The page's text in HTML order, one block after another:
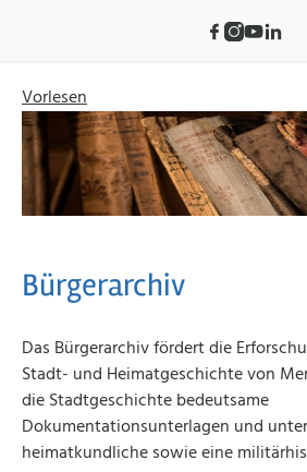
Vorlesen
Bürgerarchiv
Das Bürgerarchiv fördert die
Stadt- und Heimatgeschichte von
die Stadtgeschichte bedeutsame
Dokumentationsunterlagen und
heimatkundliche sowie eine